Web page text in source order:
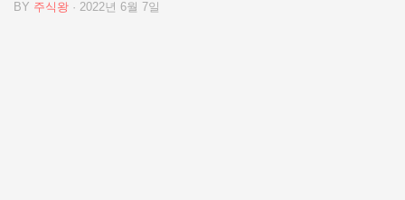
BY 주식왕 · 2022년 6월 7일